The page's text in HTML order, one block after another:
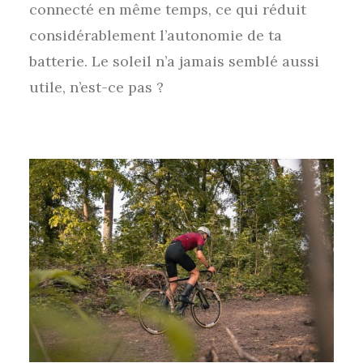
connecté en même temps, ce qui réduit
considérablement l’autonomie de ta
batterie. Le soleil n’a jamais semblé aussi
utile, n’est-ce pas ?